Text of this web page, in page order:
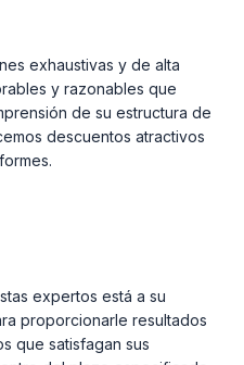
exhaustivas y de alta
y razonables que
de su estructura de
descuentos atractivos
expertos está a su
proporcionarle resultados
que satisfagan sus